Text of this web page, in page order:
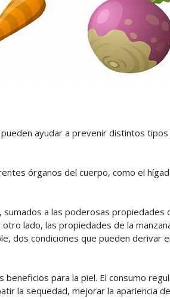
ayudar a prevenir distintos tipos
órganos del cuerpo, como el
a las poderosas propiedades
lado, las propiedades de la
dos condiciones que pueden derivar
beneficios para la piel. El consumo
la sequedad, mejorar la apariencia